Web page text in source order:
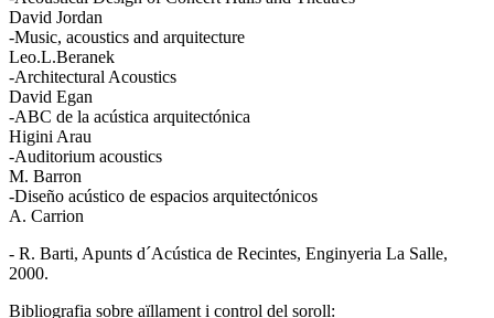
David Jordan
-Music, acoustics and arquitecture
Leo.L.Beranek
-Architectural Acoustics
David Egan
-ABC de la acústica arquitectónica
Higini Arau
-Auditorium acoustics
M. Barron
-Diseño acústico de espacios arquitectónicos
A. Carrion
- R. Barti, Apunts d´Acústica de Recintes, Enginyeria La Salle,
2000.
Bibliografia sobre aïllament i control del soroll: